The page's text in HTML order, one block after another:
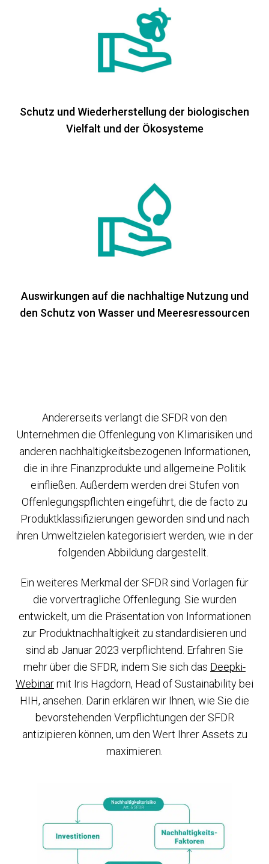
Schutz und Wiederherstellung der biologischen
Vielfalt und der Ökosysteme
Auswirkungen auf die nachhaltige Nutzung und
den Schutz von Wasser und Meeresressourcen
Andererseits verlangt die SFDR von den
Unternehmen die Offenlegung von Klimarisiken und
anderen nachhaltigkeitsbezogenen Informationen,
die in ihre Finanzprodukte und allgemeine Politik
einfließen. Außerdem werden drei Stufen von
Offenlegungspflichten eingeführt, die de facto zu
Produktklassifizierungen geworden sind und nach
ihren Umweltzielen kategorisiert werden, wie in der
folgenden Abbildung dargestellt.
Ein weiteres Merkmal der SFDR sind Vorlagen für
die vorvertragliche Offenlegung. Sie wurden
entwickelt, um die Präsentation von Informationen
zur Produktnachhaltigkeit zu standardisieren und
sind ab Januar 2023 verpflichtend. Erfahren Sie
mehr über die SFDR, indem Sie sich das Deepki-
Webinarmit Iris Hagdorn, Head of Sustainability bei
HIH, ansehen. Darin erklären wir Ihnen, wie Sie die
bevorstehenden Verpflichtungen der SFDR
antizipieren können, um den Wert Ihrer Assets zu
maximieren.